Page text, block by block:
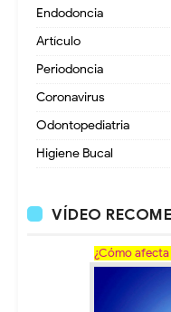
Endodoncia
Artículo
Periodoncia
Coronavirus
Odontopediatria
Higiene Bucal
VÍDEO
¿Cómo